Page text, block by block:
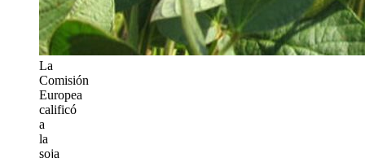
La
Comisión
Europea
calificó
a
la
soja